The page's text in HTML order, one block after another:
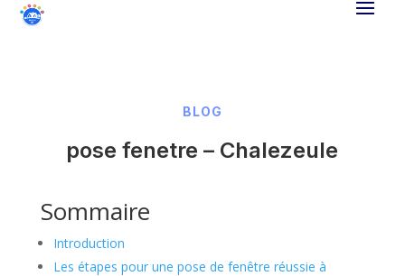
BLOG
pose fenetre – Chalezeule
Sommaire
Introduction
Les étapes pour une pose de fenêtre réussie à